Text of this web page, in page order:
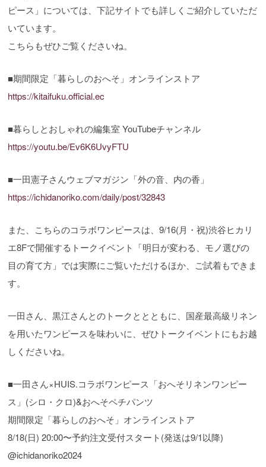
ピース」については、下記サイトでも詳しくご紹介していただ
いています。
こちらもぜひご覧くださいね。
■期間限定「暮らしのおへそ」オンラインストア
https://kitaifuku.official.ec
■暮らしとおしゃれの編集室 YouTubeチャンネル
https://youtu.be/Ev6K6UvyFTU
■一田憲子さんウェブマガジン「外の音、内の香」
https://ichidanoriko.com/daily/post/32843
また、こちらのコラボワンピースは、9/16(月・祝)渋谷ヒカリ
エ8Fで開催するトークイベント「明日が変わる、モノ選びの
目の育て方」では実際にご覧いただけるほか、ご試着もできま
す。
一田さん、黒江さんとのトークととともに、国産最高級リネン
を用いたワンピースを味わいに、ぜひトークイベントにもお越
しくださいね。
■一田さん×HUIS.コラボワンピース「おへそリネンワンピー
ス」(シロ・クロ)&おへそペチパンツ
期間限定「暮らしのおへそ」オンラインストア
8/18(日) 20:00〜予約注文受付スタート(発送は9/1以降)
@ichidanoriko2024